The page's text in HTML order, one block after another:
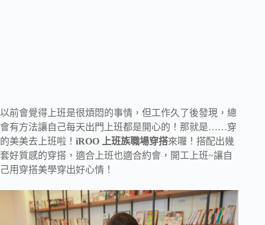
以前會覺得上班是很煩悶的事情，但工作久了後發現，總
會有方法讓自己每天出門上班都是開心的！那就是……穿
的美美去上班啦！ iROO 上班族職場穿搭來囉！搭配出幾
套好質感的穿搭，適合上班也適合約會，開工上班~讓自
己用穿搭美學穿出好心情！